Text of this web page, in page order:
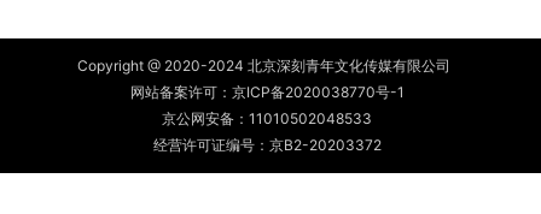
Copyright @ 2020-2024 北京深刻青年文化传媒有限公司
网站备案许可： 京ICP备2020038770号-1
京公网安备： 11010502048533
经营许可证编号：京B2-20203372